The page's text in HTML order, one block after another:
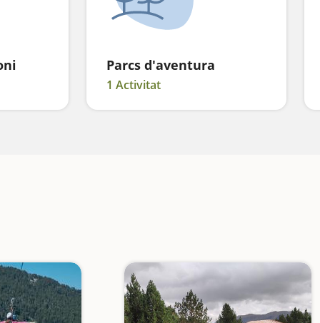
Parcs d'aventura
1 Activitat